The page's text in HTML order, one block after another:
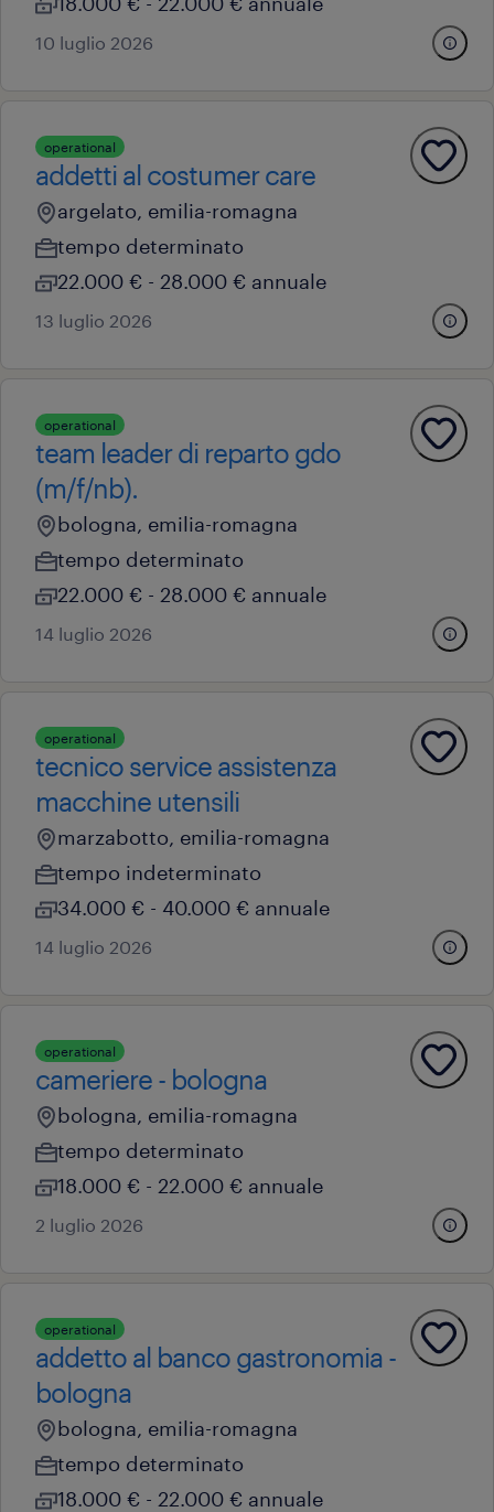
10 luglio 2026
operational
addetti al costumer care
argelato, emilia-romagna
tempo determinato
22.000 € - 28.000 € annuale
13 luglio 2026
operational
team leader di reparto gdo
(m/f/nb).
bologna, emilia-romagna
tempo determinato
22.000 € - 28.000 € annuale
14 luglio 2026
operational
tecnico service assistenza
macchine utensili
marzabotto, emilia-romagna
tempo indeterminato
34.000 € - 40.000 € annuale
14 luglio 2026
operational
cameriere - bologna
bologna, emilia-romagna
tempo determinato
18.000 € - 22.000 € annuale
2 luglio 2026
operational
addetto al banco gastronomia -
bologna
bologna, emilia-romagna
tempo determinato
18.000 € - 22.000 € annuale